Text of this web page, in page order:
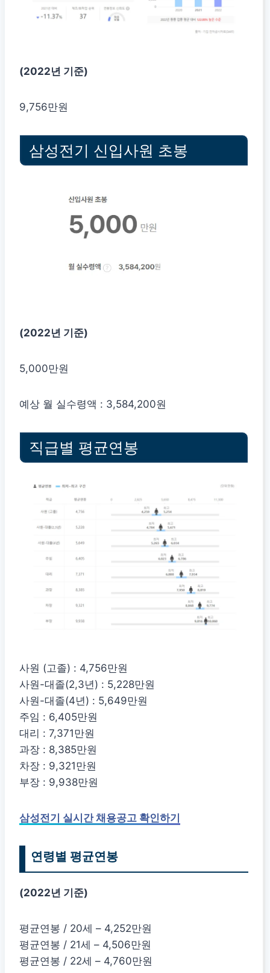
(2022년 기준)
9,756만원
삼성전기 신입사원 초봉
(2022년 기준)
5,000만원
예상 월 실수령액 : 3,584,200원
직급별 평균연봉
사원 (고졸) : 4,756만원
사원-대졸(2,3년) : 5,228만원
사원-대졸(4년) : 5,649만원
주임 : 6,405만원
대리 : 7,371만원
과장 : 8,385만원
차장 : 9,321만원
부장 : 9,938만원
삼성전기 실시간 채용공고 확인하기
연령별 평균연봉
(2022년 기준)
평균연봉 / 20세 – 4,252만원
평균연봉 / 21세 – 4,506만원
평균연봉 / 22세 – 4,760만원